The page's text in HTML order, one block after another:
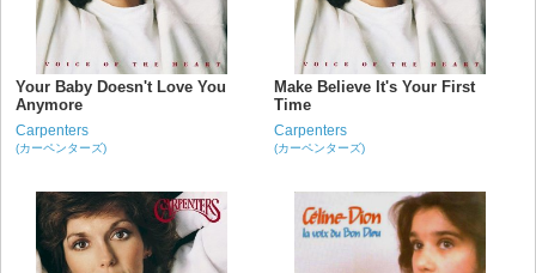
Your Baby Doesn't Love You
Anymore
Carpenters
(カーペンターズ)
Make Believe It's Your First
Time
Carpenters
(カーペンターズ)